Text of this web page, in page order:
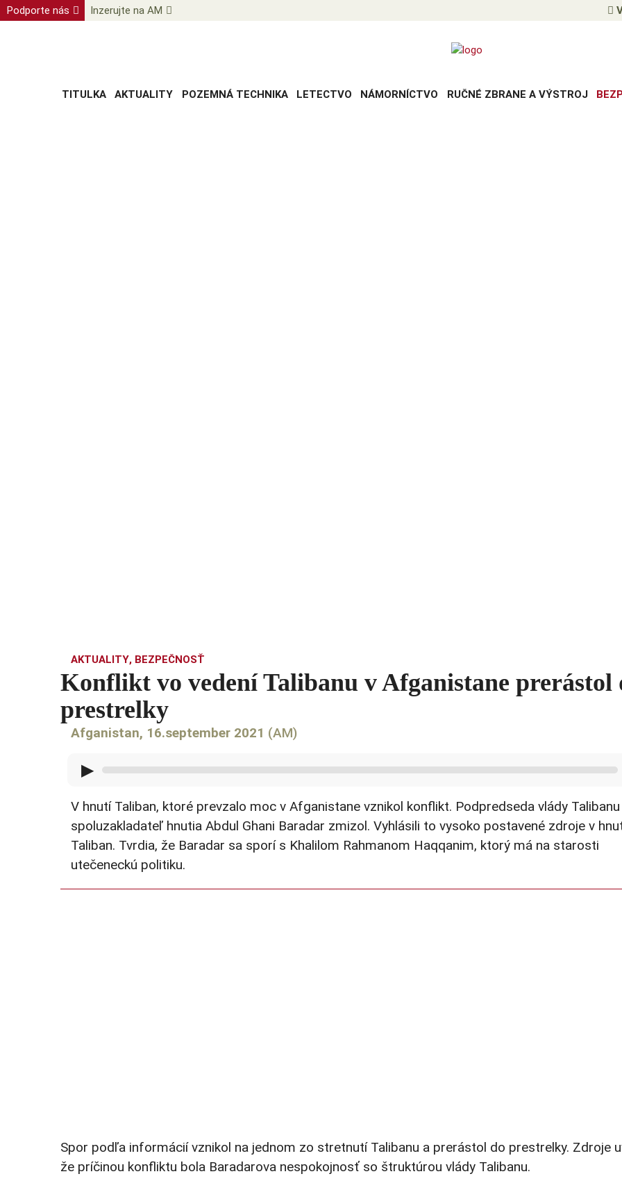
Podporte nás Inzerujte na AM
TITULKA AKTUALITY POZEMNÁ TECHNIKA LETECTVO NÁMORNÍCTVO RUČNÉ ZBRANE A VÝSTROJ
AKTUALITY, BEZPEČNOSŤ
Konflikt vo vedení Talibanu v Afganistane prerástol
prestrelky
Afganistan, 16.september 2021 (AM)
▶
V hnutí Taliban, ktoré prevzalo moc v Afganistane vznikol konflikt. Podpredseda vlády
spoluzakladateľ hnutia Abdul Ghani Baradar zmizol. Vyhlásili to vysoko postavené zdroje v
Taliban. Tvrdia, že Baradar sa sporí s Khalilom Rahmanom Haqqanim, ktorý má na starosti
utečeneckú politiku.
Spor podľa informácií vznikol na jednom zo stretnutí Talibanu a prerástol do prestrelky. Zdroje
že príčinou konfliktu bola Baradarova nespokojnosť so štruktúrou vlády Talibanu.